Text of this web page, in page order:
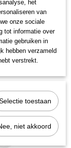
het
van
onze sociale
tot informatie over
gebruiken in
hebben verzameld
verstrekt.
toestaan
niet akkoord